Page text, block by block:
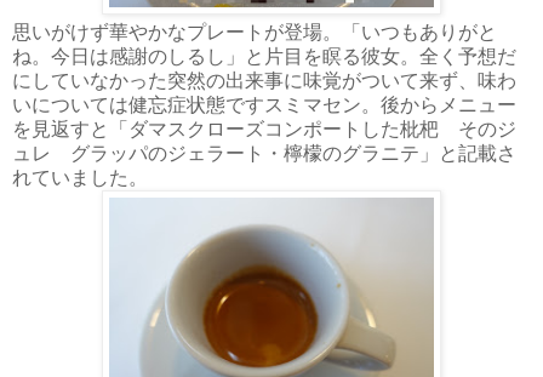
思いがけず華やかなプレートが登場。「いつもありがと
ね。今日は感謝のしるし」と片目を瞑る彼女。全く予想だ
にしていなかった突然の出来事に味覚がついて来ず、味わ
いについては健忘症状態ですスミマセン。後からメニュー
を見返すと「ダマスクローズコンポートした枇杷 そのジ
ュレ グラッパのジェラート・檸檬のグラニテ」と記載さ
れていました。